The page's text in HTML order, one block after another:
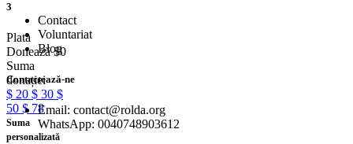
3
Plata
Donează$0
Suma
donației
$ 20 $ 30 $
50 $ 78
Suma
personalizată
Contact
Voluntariat
Blog
Contactează-ne
Email: contact@rolda.org
WhatsApp: 0040748903612